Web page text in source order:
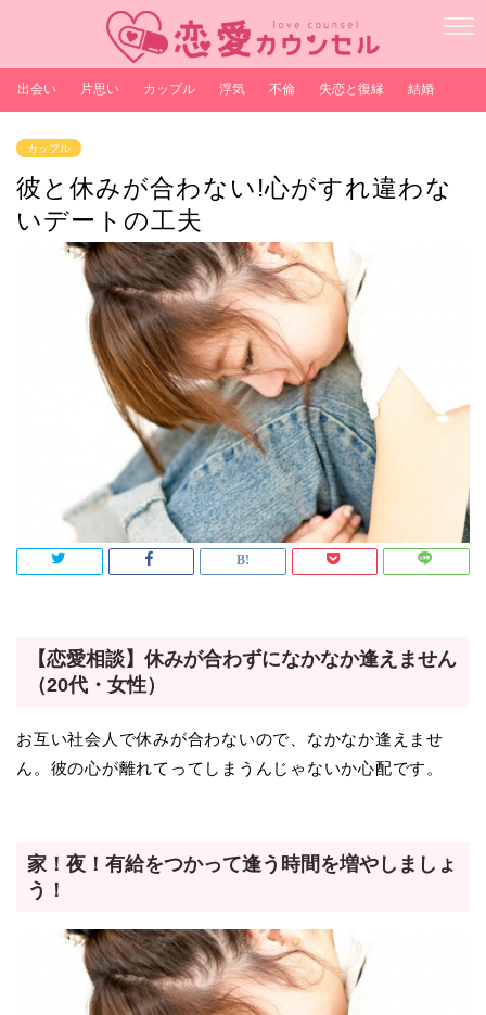
出会い 片思い カップル 浮気 不倫 失恋と復縁 結婚
カップル
彼と休みが合わない!心がすれ違わな
いデートの工夫
【恋愛相談】休みが合わずになかなか逢えません
（20代・女性）
お互い社会人で休みが合わないので、なかなか逢えませ
ん。彼の心が離れてってしまうんじゃないか心配です。
家！夜！有給をつかって逢う時間を増やしましょ
う！